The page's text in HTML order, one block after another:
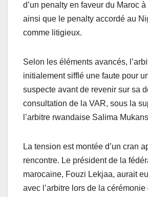
d’un penalty en faveur du Maroc
ainsi que le penalty accordé au
comme litigieux.
Selon les éléments avancés,
initialement sifflé une faute pour
suspecte avant de revenir sur sa
consultation de la VAR, sous la
l’arbitre rwandaise Salima
La tension est montée d’un cran
rencontre. Le président de la
marocaine, Fouzi Lekjaa, aurait
avec l’arbitre lors de la